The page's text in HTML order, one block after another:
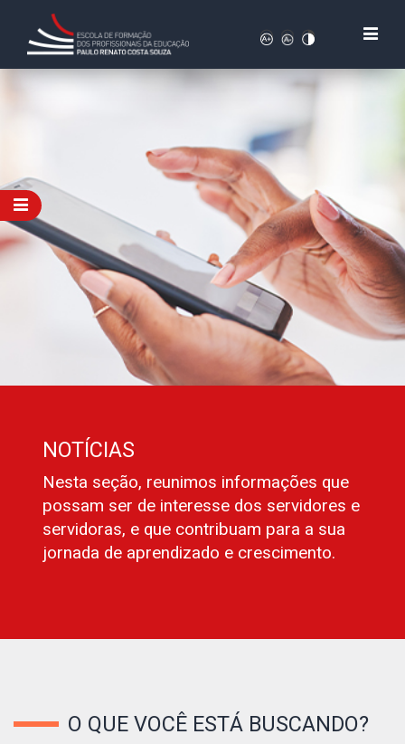
NOTÍCIAS
Nesta seção, reunimos informações que
possam ser de interesse dos servidores e
servidoras, e que contribuam para a sua
jornada de aprendizado e crescimento.
O QUE VOCÊ ESTÁ BUSCANDO?